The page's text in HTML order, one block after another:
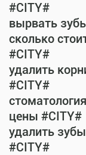
#CITY#
вырвать
сколько
#CITY#
удалить
#CITY#
цены #CITY#
удалить
#CITY#